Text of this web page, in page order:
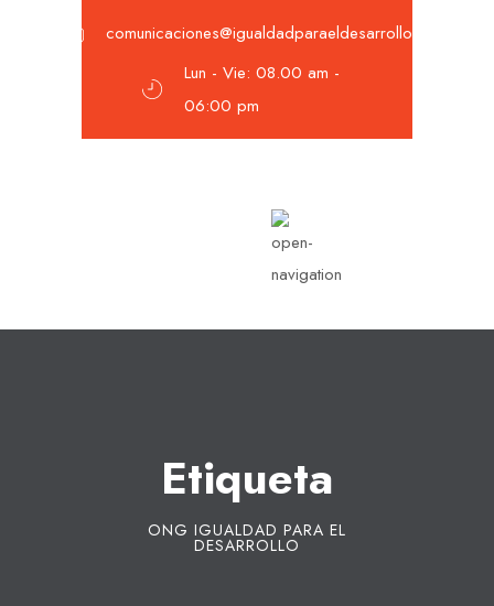
comunicaciones@igualdadparaeldesarrollo.org
Lun - Vie: 08.00 am -
06:00 pm
Etiqueta
ONG IGUALDAD PARA EL
DESARROLLO